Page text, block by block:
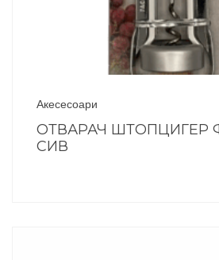
Акесесоари
ОТВАРАЧ ШТОПЦИГЕР
СИВ